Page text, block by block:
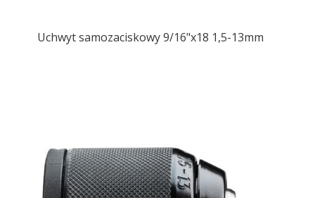
Uchwyt samozaciskowy 9/16"x18 1,5-13mm